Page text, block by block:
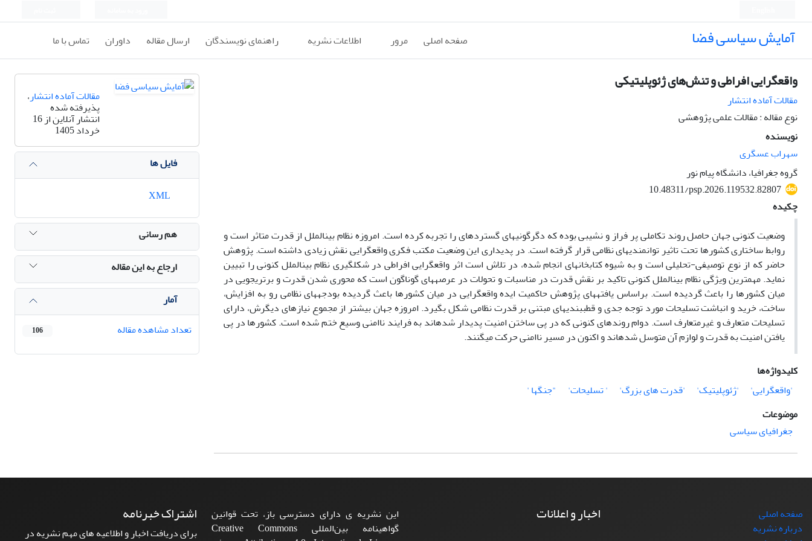
آمایش سیاسی فضا صفحه اصلی مرور اطلاعات نشریه راهنمای نویسندگان ارسال مقاله داوران تماس با ما
واقعگرایی افراطی و تنش‌های ژئوپلیتیکی
مقالات آماده انتشار
نوع مقاله : مقالات علمی پژوهشی
نویسنده
سهراب عسگری
گروه جغرافیا، دانشگاه پیام نور
10.48311/psp.2026.119532.82807
چکیده
وضعیت کنونی جهان حاصل روند تکاملی پر فراز و نشیبی بوده که دگرگونی‏های گسترده‎ای را تجربه کرده است. امروزه نظام بین‎الملل از قدرت متاثر است و
روابط ساختاری کشورها تحت تاثیر توانمندی‎های نظامی قرار گرفته است. در پدیداری این وضعیت مکتب فکری واقع‏گرایی نقش زیادی داشته است. پژوهش
حاضر که از نوع توصیفی-تحلیلی است و به شیوه کتابخانه‏ای انجام شده، در تلاش است اثر واقع‎گرایی افراطی در شکل‎گیری نظام بین‎الملل کنونی را تبیین
نماید. مهم‏ترین ویژگی نظام بین‏الملل کنونی تاکید بر نقش قدرت در مناسبات و تحولات در عرصه‎های گوناگون است که محوری شدن قدرت و برتری‏جویی در
میان کشورها را باعث گردیده است. براساس یافته‎های پژوهش حاکمیت ایده واقع‎گرایی در میان کشورها باعث گردیده بودجه‏های نظامی رو به افزایش،
ساخت، خرید و انباشت تسلیحات مورد توجه جدی و قطب‎بندی‎های مبتنی بر قدرت نظامی شکل بگیرد. امروزه جهان بیشتر از مجموع نیازهای دیگرش، دارای
تسلیحات متعارف و غیرمتعارف است. دوام روندهای کنونی که در پی ساختن امنیت پدیدار شده‎اند به فرایند ناامنی وسیع ختم شده است. کشورها در پی
یافتن امنیت به قدرت و لوازم آن متوسل شده‏اند و اکنون در مسیر ناامنی حرکت می‎گنند.
کلیدواژه‌ها
'واقع‎گرایی'
'ژئوپلیتیک' 'قدرت های بزرگ' ' تسلیحات'
"جنگ‎ها '
موضوعات
جغرافیای سیاسی
مقالات آماده انتشار،
پذیرفته شده
انتشار آنلاین از 16
خرداد 1405
فایل ها
هم رسانی
ارجاع به این مقاله
آمار
تعداد مشاهده مقاله
106
صفحه اصلی
درباره نشریه
اخبار و اعلانات
این نشریه ی دارای دسترسی باز، تحت قوانین
گواهینامه بین‌المللی Creative Commons
اشتراک خبرنامه
برای دریافت اخبار و اطلاعیه های مهم نشریه در